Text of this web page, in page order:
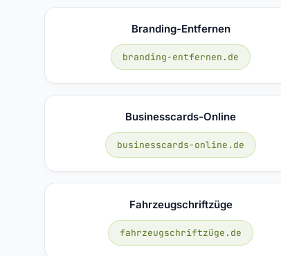
Branding-Entfernen
branding-entfernen.de
Businesscards-Online
businesscards-online.de
Fahrzeugschriftzüge
fahrzeugschriftzüge.de